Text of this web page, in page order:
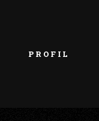
PROFIL